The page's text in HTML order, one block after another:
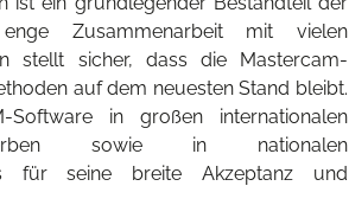
Zusammenarbeit mit vielen
stellt sicher, dass die Mastercam-
auf dem neuesten Stand bleibt.
in großen internationalen
sowie in nationalen
für seine breite Akzeptanz und